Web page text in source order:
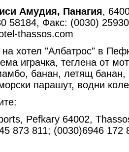
Амудия, Панагия,
58184, Факс: (0030)
thassos.com
хотел "Албатрос" в
играчка, теглена от
банан, летящ банан,
парашут, водни
Pefkary 64002,
873 811; (0030)6946 172